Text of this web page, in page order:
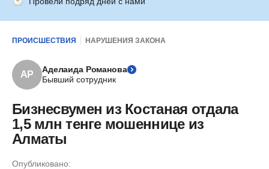
ПРОИСШЕСТВИЯ НАРУШЕНИЯ ЗАКОНА
АР
Аделаида Романова
Бывший сотрудник
Бизнесвумен из Костаная отдала
1,5 млн тенге мошеннице из
Алматы
Опубликовано: